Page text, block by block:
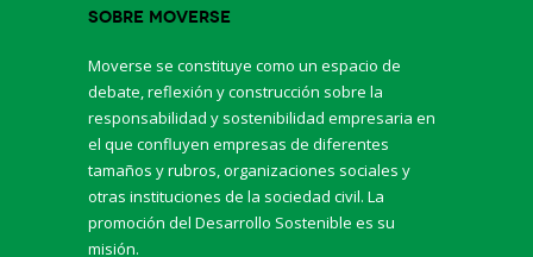
Sobre Moverse
Moverse se constituye como un espacio de
debate, reflexión y construcción sobre la
responsabilidad y sostenibilidad empresaria en
el que confluyen empresas de diferentes
tamaños y rubros, organizaciones sociales y
otras instituciones de la sociedad civil. La
promoción del Desarrollo Sostenible es su
misión.